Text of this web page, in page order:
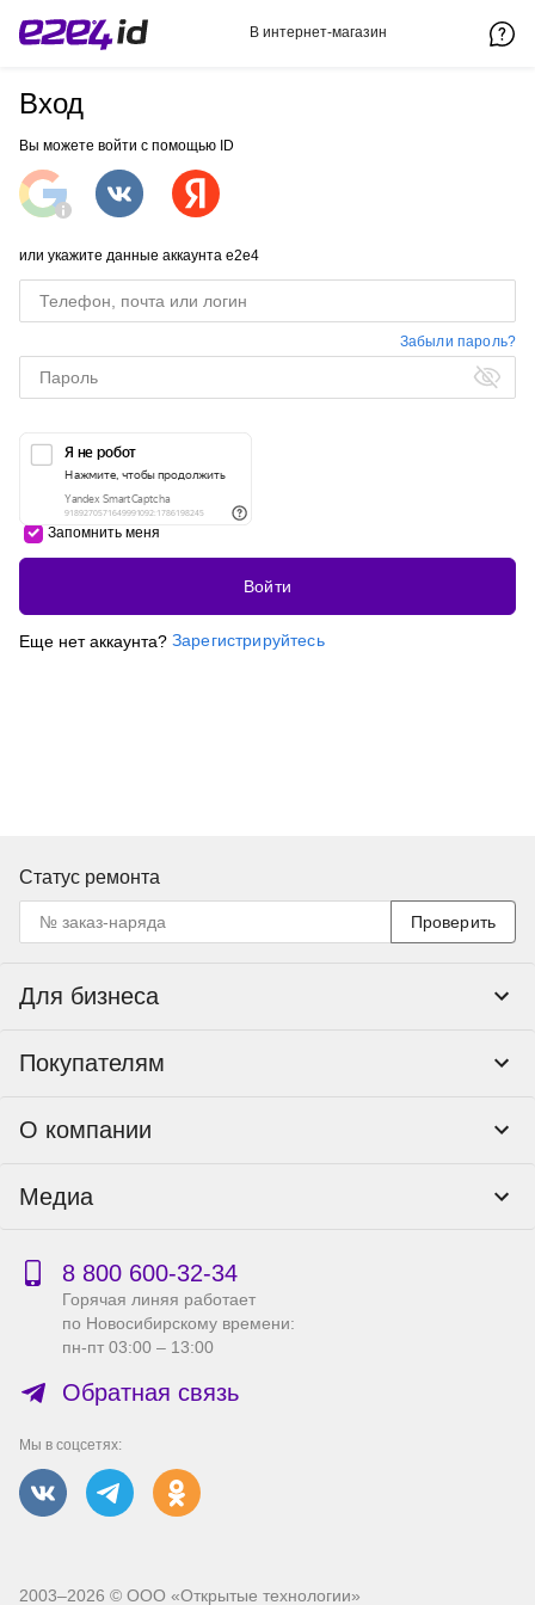
В интернет-магазин
Вход
Вы можете войти с помощью ID
или укажите данные аккаунта e2e4
Забыли пароль?
Запомнить меня
Войти
Еще нет аккаунта? Зарегистрируйтесь
Статус ремонта
Проверить
Для бизнеса
Тендеры и гос закупки
Покупателям
Пункты выдачи
Доставка
Гарантия и возврат
Бонусная программа
Сервисный центр
Справка по работе с e2e4 ID
О компании
Реквизиты
Публичная оферта
Правила продажи на сайте
Производители
Вакансии
Медиа
Новости
Акции
8 800 600‑32‑34
Горячая линяя работает
по Новосибирскому времени:
пн-пт 03:00 – 13:00
Обратная связь
Мы в соцсетях:
2003–2026 © ООО «Открытые технологии»